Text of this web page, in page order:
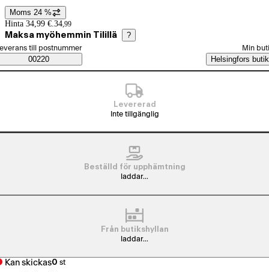
Prisinformation
Moms 24 %
Hinta 34,99 €. 34,99
Maksa myöhemmin Tilillä ?
Saatavuustiedot
beställningssätt
till postnummer
00220
Min
Helsingfors butik
Levererad
Inte tillgänglig
Beställd för upphämtning
laddar...
Från butikshyllan
laddar...
Kan skickas0 st